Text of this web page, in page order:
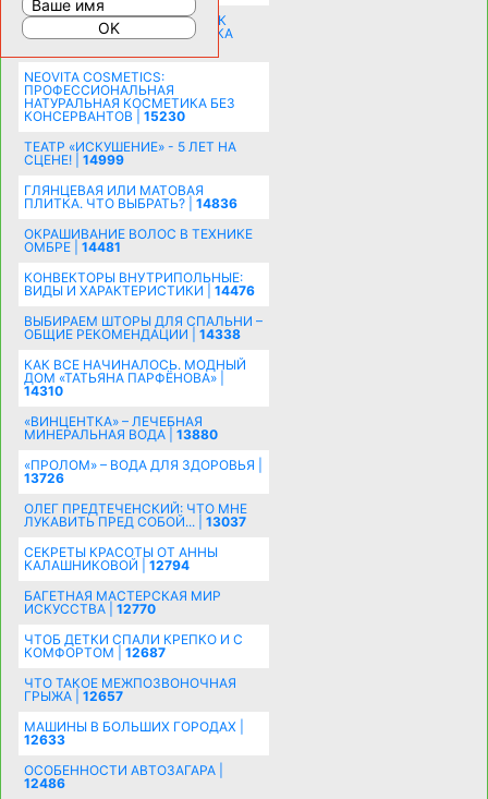
СОБИРАЕМСЯ НА ПРАЗДНИК К
МОЛОДОЖЕНАМ: ПОДГОТОВКА
NEOVITA COSMETICS:
ПРОФЕССИОНАЛЬНАЯ
НАТУРАЛЬНАЯ КОСМЕТИКА БЕЗ
КОНСЕРВАНТОВ | 15230
ТЕАТР «ИСКУШЕНИЕ» - 5 ЛЕТ НА
СЦЕНЕ! | 14999
ГЛЯНЦЕВАЯ ИЛИ МАТОВАЯ
ПЛИТКА. ЧТО ВЫБРАТЬ? | 14836
ОКРАШИВАНИЕ ВОЛОС В ТЕХНИКЕ
ОМБРЕ | 14481
КОНВЕКТОРЫ ВНУТРИПОЛЬНЫЕ:
ВИДЫ И ХАРАКТЕРИСТИКИ | 14476
ВЫБИРАЕМ ШТОРЫ ДЛЯ СПАЛЬНИ –
ОБЩИЕ РЕКОМЕНДАЦИИ | 14338
КАК ВСЕ НАЧИНАЛОСЬ. МОДНЫЙ
ДОМ «ТАТЬЯНА ПАРФЁНОВА» |
14310
«ВИНЦЕНТКА» – ЛЕЧЕБНАЯ
МИНЕРАЛЬНАЯ ВОДА | 13880
«ПРОЛОМ» – ВОДА ДЛЯ ЗДОРОВЬЯ |
13726
ОЛЕГ ПРЕДТЕЧЕНСКИЙ: ЧТО МНЕ
ЛУКАВИТЬ ПРЕД СОБОЙ... | 13037
СЕКРЕТЫ КРАСОТЫ ОТ АННЫ
КАЛАШНИКОВОЙ | 12794
БАГЕТНАЯ МАСТЕРСКАЯ МИР
ИСКУССТВА | 12770
ЧТОБ ДЕТКИ СПАЛИ КРЕПКО И С
КОМФОРТОМ | 12687
ЧТО ТАКОЕ МЕЖПОЗВОНОЧНАЯ
ГРЫЖА | 12657
МАШИНЫ В БОЛЬШИХ ГОРОДАХ |
12633
ОСОБЕННОСТИ АВТОЗАГАРА |
12486